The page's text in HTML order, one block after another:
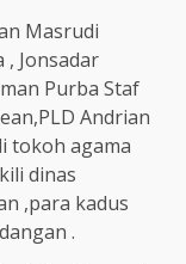
Masrudi
Jonsadar
Purba Staf
Andrian
tokoh agama
dinas
,para kadus
.